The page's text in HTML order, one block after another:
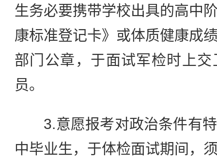
生务必要携带学校出具的高中
康标准登记卡》或体质健康成
部门公章，于面试军检时上
员。
3.意愿报考对政治条件有特
中毕业生，于体检面试期间，